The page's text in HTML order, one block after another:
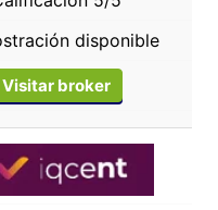
disponible
Visitar broker